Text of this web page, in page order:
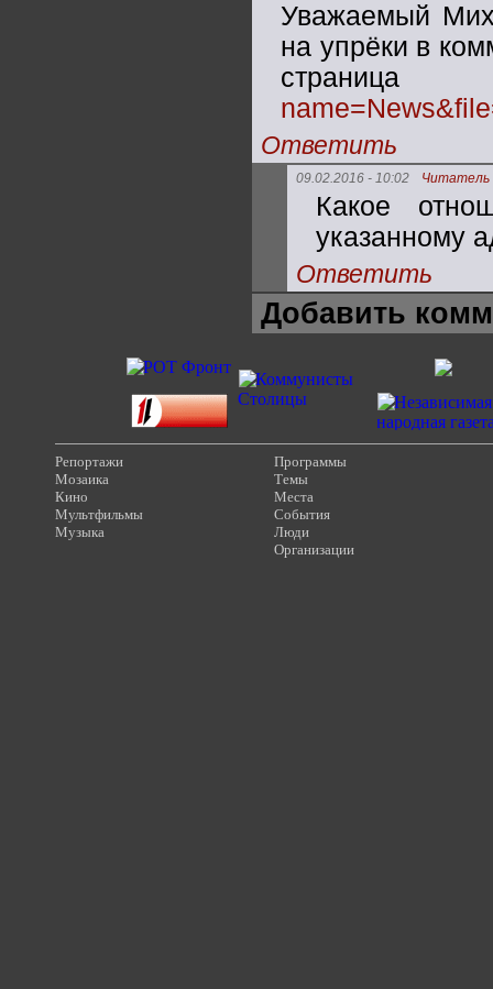
Уважаемый
на упрёки в
Ответить
09.02.2016 - 10:02 Читатель
Какое
указанному
Ответить
Добавить
Репортажи
Мозаика
Кино
Мультфильмы
Музыка
Программы
Темы
Места
События
Люди
Организации